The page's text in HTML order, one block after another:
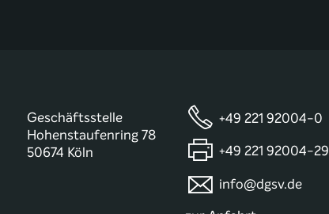
Geschäftsstelle
Hohenstaufenring 78
50674 Köln
+49 221 92004-0
+49 221 92004-29
info@dgsv.de